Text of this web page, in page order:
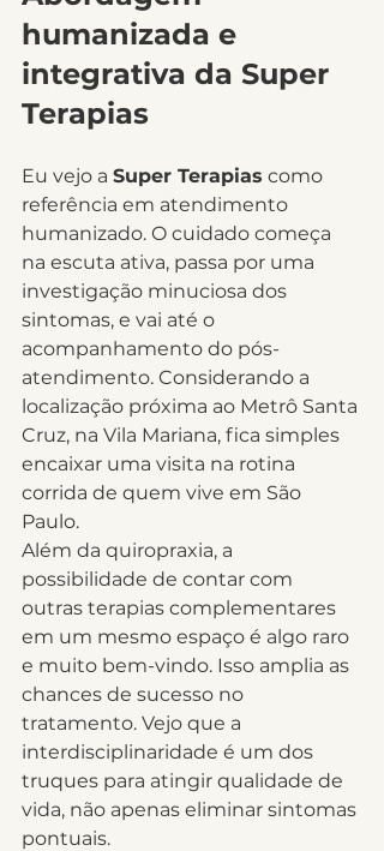
humanizada e
integrativa da Super
Terapias
Eu vejo a Super Terapias como
referência em atendimento
humanizado. O cuidado começa
na escuta ativa, passa por uma
investigação minuciosa dos
sintomas, e vai até o
acompanhamento do pós-
atendimento. Considerando a
localização próxima ao Metrô Santa
Cruz, na Vila Mariana, fica simples
encaixar uma visita na rotina
corrida de quem vive em São
Paulo.
Além da quiropraxia, a
possibilidade de contar com
outras terapias complementares
em um mesmo espaço é algo raro
e muito bem-vindo. Isso amplia as
chances de sucesso no
tratamento. Vejo que a
interdisciplinaridade é um dos
truques para atingir qualidade de
vida, não apenas eliminar sintomas
pontuais.